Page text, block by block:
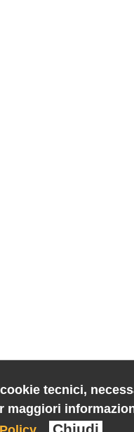
tecnici,
maggiori
Chiudi